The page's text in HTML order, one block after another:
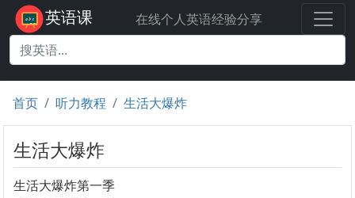
英语课 在线个人英语经验分享
首页 听力教程 生活大爆炸
生活大爆炸
生活大爆炸第一季